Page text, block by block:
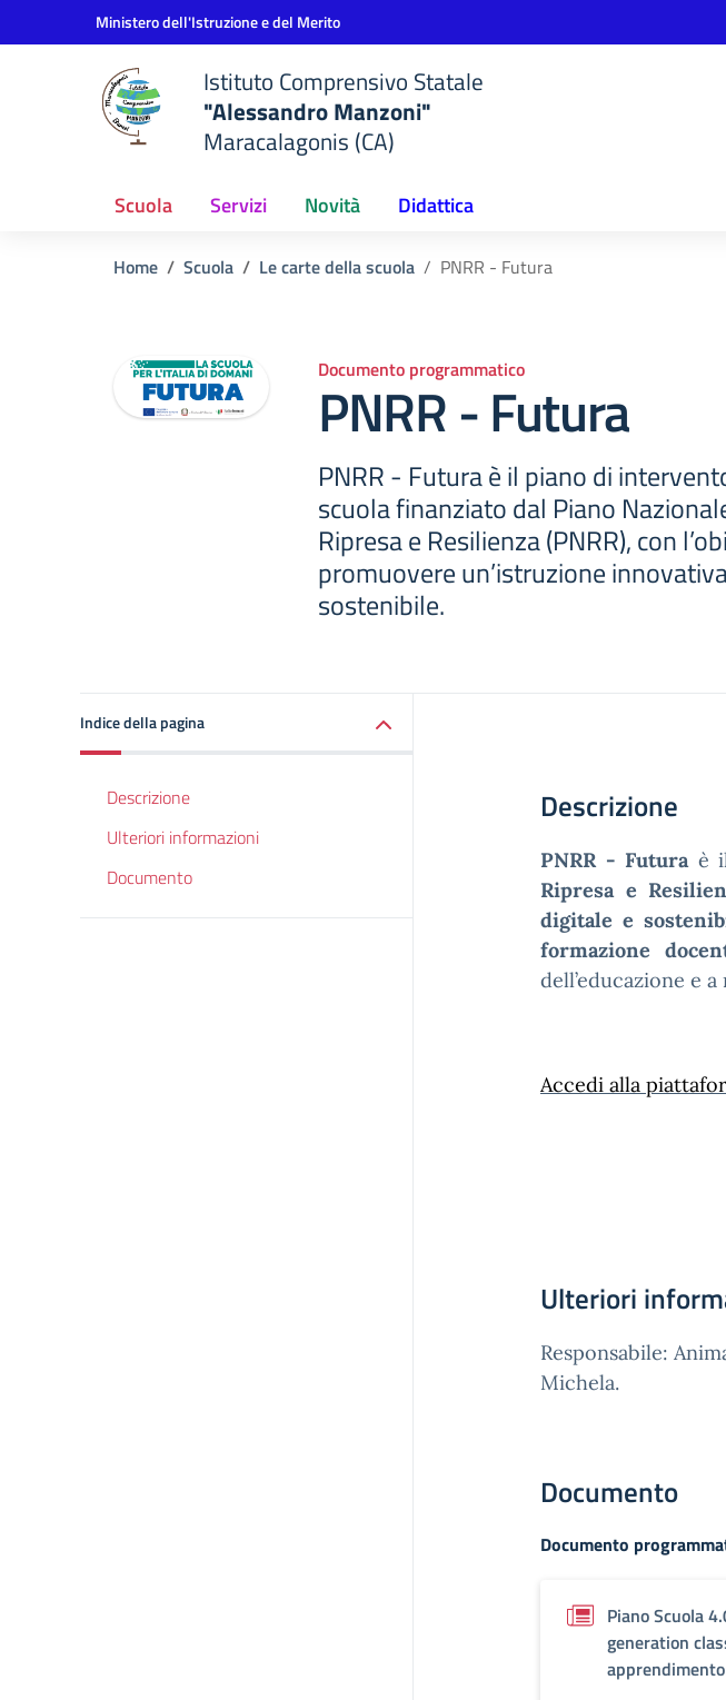
Vai ai contenuti
Vai al menu di navigazioneMinistero dell'Istruzione e del Merito
Istituto Comprensivo Statale
"Alessandro Manzoni"
Maracalagonis (CA)
Scuola Servizi Novità Didattica
Home Scuola Le carte della scuola PNRR - Futura
Documento programmatico
PNRR - Futura
PNRR - Futura è il piano di
scuola finanziato dal Piano
Ripresa e Resilienza (PNRR), con
promuovere un’istruzione
sostenibile.
Indice della pagina
Descrizione
Ulteriori informazioni
Documento
Descrizione
PNRR - Futuraè il
Ripresa e
digitale e
formazione
dell’educazione e
Accedi alla
Ulteriori
Responsabile:
Michela.
Documento
Documento
Piano Scuola
generation